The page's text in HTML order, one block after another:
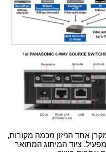
מקרן אחד הניזון מכמה מקורות,
ציוד המיתוג המתואר